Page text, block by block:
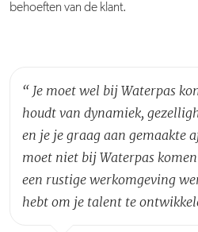
behoeften van de klant.
“ Je moet wel bij Waterpas
houdt van dynamiek,
en je je graag aan gemaakte
moet niet bij Waterpas
een rustige werkomgeving
hebt om je talent te